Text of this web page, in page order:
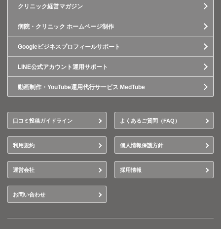
クリニック経営マガジン
病院・クリニック ホームページ制作
Googleビジネスプロフィールサポート
LINE公式アカウント運用サポート
動画制作・YouTube運用代行サービス MedTube
口コミ投稿ガイドライン よくあるご質問（FAQ）
利用規約 個人情報保護方針
運営会社 採用情報
お問い合わせ